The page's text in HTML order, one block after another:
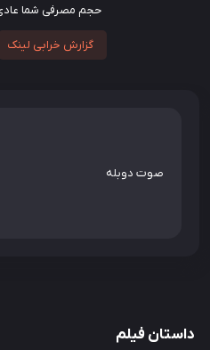
حجم مصرفی شما
گزارش خرابی لینک
صوت دوبله
داستان فیلم